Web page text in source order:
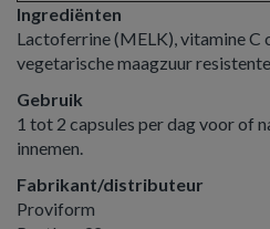
Ingrediënten
Lactoferrine (MELK), vitamine C
vegetarische maagzuur
Gebruik
1 tot 2 capsules per dag voor of
innemen.
Fabrikant/distributeur
Proviform